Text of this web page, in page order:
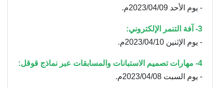
- يوم الأحد 2023/04/09م.
3- آفة التنمر الإلكتروني:
- يوم الإثنين 2023/04/10م.
4- مهارات تصميم الاستبانات والمسابقات عبر نماذج قوقل:
- يوم السبت 2023/04/08م.